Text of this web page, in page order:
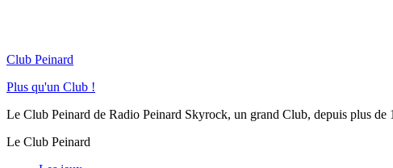
Club Peinard
Plus qu'un Club !
Le Club Peinard de Radio Peinard Skyrock, un grand Club, depuis plus
Le Club Peinard